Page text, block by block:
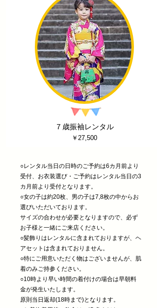
​７歳振袖レンタル
￥27,500
○レンタル当日の日時のご予約は6カ月前より
受付、お衣装選び・ご予約はレンタル当日の3
カ月前より受付となります。
○女の子は約20枚、男の子は7,8枚の中からお
選びいただいております。
サイズの合わせが必要となりますので、必ず
お子様と一緒にご来店ください。
​○髪飾りはレンタルに含まれておりますが、ヘ
アセットは含まれておりません。
○特にご用意いただく物はございませんが、 肌
着のみご持参ください。
○10時より早い時間の着付けの場合は早朝料
金が発生いたします。
原則当日返却(18時まで)となります。